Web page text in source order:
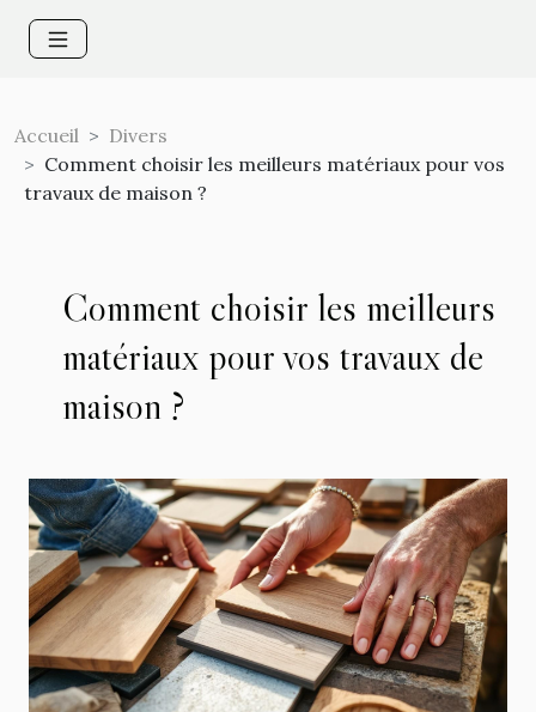
Accueil
Divers
Comment choisir les meilleurs matériaux pour vos
travaux de maison ?
Comment choisir les meilleurs
matériaux pour vos travaux de
maison ?